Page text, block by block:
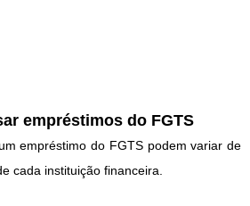
empréstimos do FGTS
empréstimo do FGTS podem variar de
cada instituição financeira.